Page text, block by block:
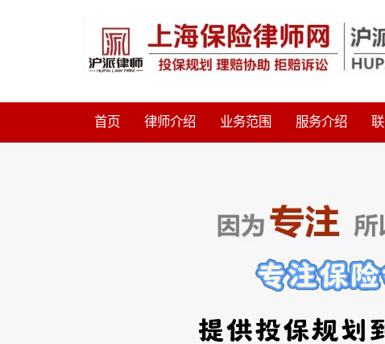
首页 律师介绍 业务范围 服务介绍